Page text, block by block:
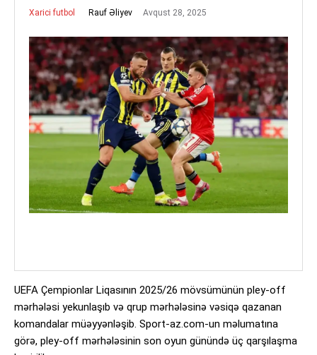
Xarici futbol Rauf Əliyev Avqust 28, 2025
UEFA Çempionlar Liqasının 2025/26 mövsümünün pley-off
mərhələsi yekunlaşıb və qrup mərhələsinə vəsiqə qazanan
komandalar müəyyənləşib. Sport-az.com-un məlumatına
görə, pley-off mərhələsinin son oyun günündə üç qarşılaşma